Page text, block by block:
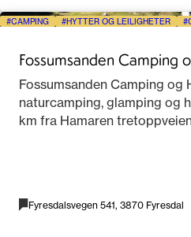
CAMPING HYTTER OG LEILIGHETER
Fossumsanden Camping
Fossumsanden Camping og
naturcamping, glamping og
km fra Hamaren
Fyresdalsvegen 541, 3870 Fyresdal